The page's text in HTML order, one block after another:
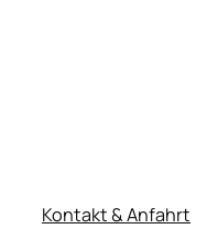
Kontakt & Anfahrt